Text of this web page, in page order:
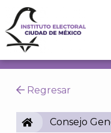
Regresar
IECMConsejo